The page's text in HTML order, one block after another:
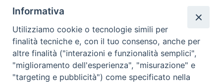
SEDE:
Informativa
Utilizziamo cookie o tecnologie simili per
finalità tecniche e, con il tuo consenso, anche per
altre finalità ("interazioni e funzionalità semplici",
"miglioramento dell'esperienza", "misurazione" e
"targeting e pubblicità") come specificato nella